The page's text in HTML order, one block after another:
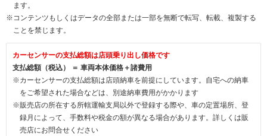
ます。
※コンテンツもしくはデータの全部または一部を無断で転写、転載、複製する
ことを禁じます。
カーセンサーの支払総額は店頭乗り出し価格です
支払総額（税込） ＝ 車両本体価格＋諸費用
※カーセンサーの支払総額は店頭納車を前提にしています。自宅への納車
をご希望された場合などは、別途納車費用がかかります
※販売店の所在する所轄運輸支局以外で登録する際や、車の定置場所、登
録月によって、手数料や税金の額が異なる場合があります。詳しくは販
売店にお問合せください